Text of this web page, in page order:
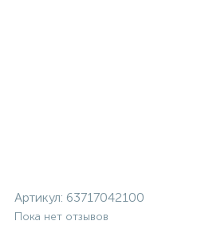
Артикул: 63717042100
Пока нет отзывов